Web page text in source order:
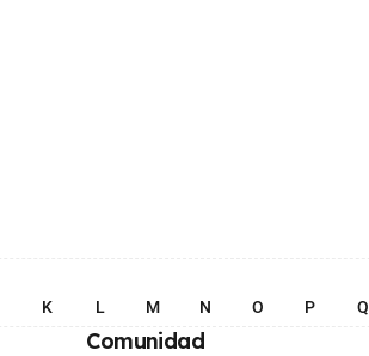
K L M N O P Q
Comunidad